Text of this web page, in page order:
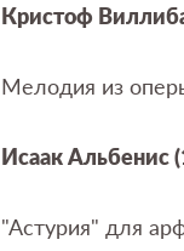
Кристоф
Мелодия из
Исаак Альбенис
"Астурия" для